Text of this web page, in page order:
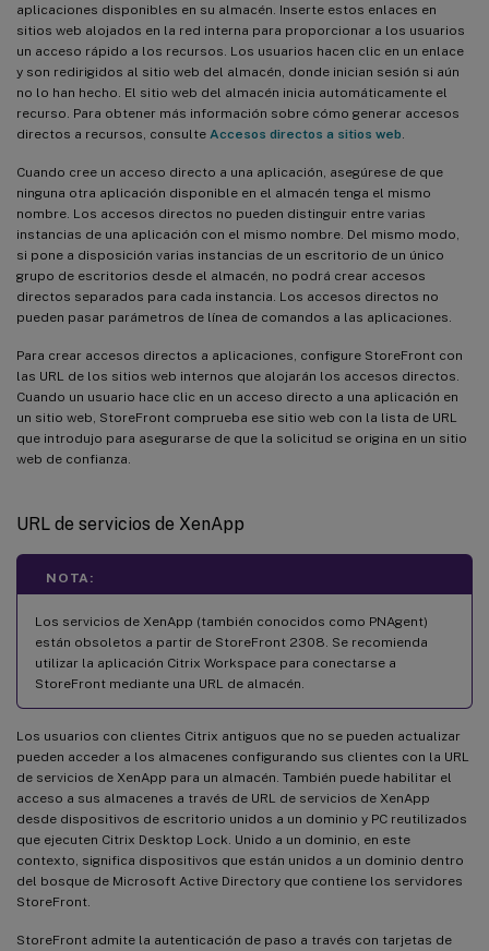
aplicaciones disponibles en su almacén. Inserte estos enlaces en
sitios web alojados en la red interna para proporcionar a los usuarios
un acceso rápido a los recursos. Los usuarios hacen clic en un enlace
y son redirigidos al sitio web del almacén, donde inician sesión si aún
no lo han hecho. El sitio web del almacén inicia automáticamente el
recurso. Para obtener más información sobre cómo generar accesos
directos a recursos, consulte Accesos directos a sitios web
Cuando cree un acceso directo a una aplicación, asegúrese de que
ninguna otra aplicación disponible en el almacén tenga el mismo
nombre. Los accesos directos no pueden distinguir entre varias
instancias de una aplicación con el mismo nombre. Del mismo modo,
si pone a disposición varias instancias de un escritorio de un único
grupo de escritorios desde el almacén, no podrá crear accesos
directos separados para cada instancia. Los accesos directos no
pueden pasar parámetros de línea de comandos a las aplicaciones.
Para crear accesos directos a aplicaciones, configure StoreFront con
las URL de los sitios web internos que alojarán los accesos directos.
Cuando un usuario hace clic en un acceso directo a una aplicación en
un sitio web, StoreFront comprueba ese sitio web con la lista de URL
que introdujo para asegurarse de que la solicitud se origina en un sitio
web de confianza.
URL de servicios de XenApp
NOTA:
Los servicios de XenApp (también conocidos como PNAgent)
están obsoletos a partir de StoreFront 2308. Se recomienda
utilizar la aplicación Citrix Workspace para conectarse a
StoreFront mediante una URL de almacén.
Los usuarios con clientes Citrix antiguos que no se pueden actualizar
pueden acceder a los almacenes configurando sus clientes con la URL
de servicios de XenApp para un almacén. También puede habilitar el
acceso a sus almacenes a través de URL de servicios de XenApp
desde dispositivos de escritorio unidos a un dominio y PC reutilizados
que ejecuten Citrix Desktop Lock. Unido a un dominio, en este
contexto, significa dispositivos que están unidos a un dominio dentro
del bosque de Microsoft Active Directory que contiene los servidores
StoreFront.
StoreFront admite la autenticación de paso a través con tarjetas de